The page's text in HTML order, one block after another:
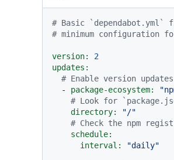
# Basic
# minimum configuration
version:
2
updates:
# Enable version
-
package-ecosystem:
# Look for
directory:
"/"
# Check the npm
schedule:
interval:
"daily"